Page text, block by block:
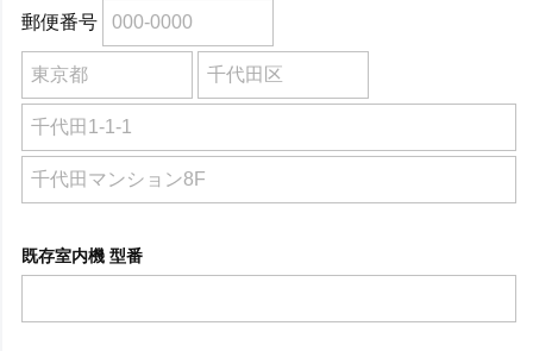
郵便番号
既存室内機 型番